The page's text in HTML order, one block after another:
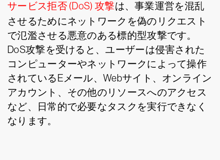
サービス拒否 (DoS) 攻撃は、事業運営を混乱
させるためにネットワークを偽のリクエスト
で氾濫させる悪意のある標的型攻撃です。
DoS攻撃を受けると、ユーザーは侵害された
コンピューターやネットワークによって操作
されているEメール、Webサイト、オンライン
アカウント、その他のリソースへのアクセス
など、日常的で必要なタスクを実行できなく
なります。